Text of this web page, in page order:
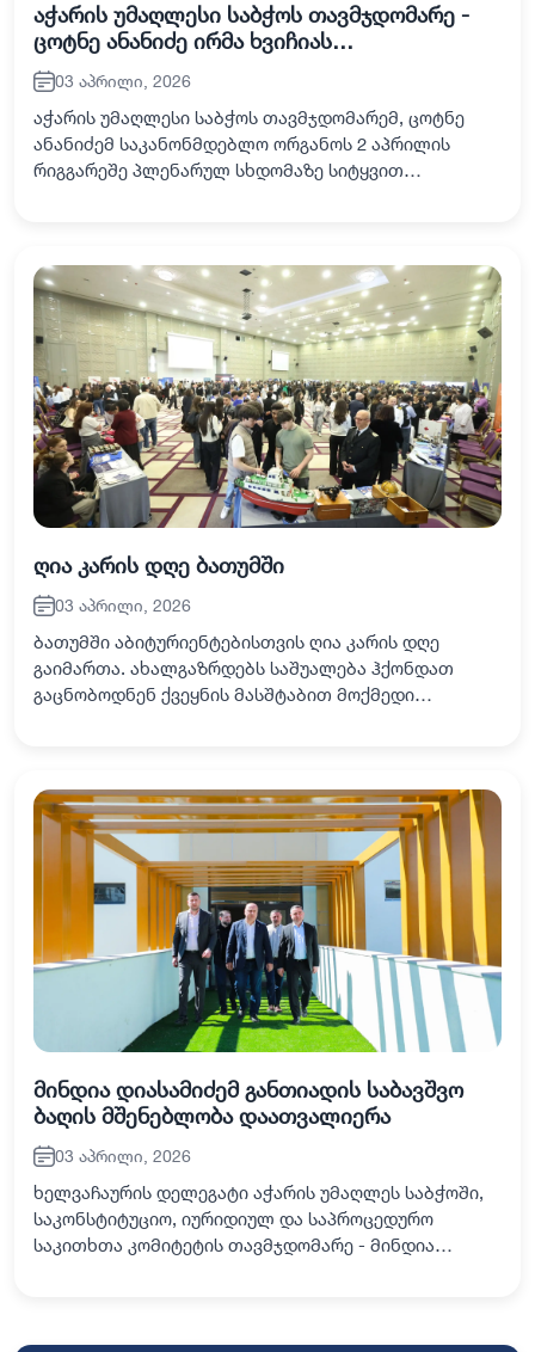
აჭარის უმაღლესი საბჭოს თავმჯდომარე -
ცოტნე ანანიძე ირმა ხვიჩიას
სარეაბილიტაციო ცენტრს ესტუმრა
03 აპრილი, 2026
აჭარის უმაღლესი საბჭოს თავმჯდომარემ, ცოტნე
ანანიძემ საკანონმდებლო ორგანოს 2 აპრილის
რიგგარეშე პლენარულ სხდომაზე სიტყვით
ღია კარის დღე ბათუმში
03 აპრილი, 2026
ბათუმში აბიტურიენტებისთვის ღია კარის დღე
გაიმართა. ახალგაზრდებს საშუალება ჰქონდათ
გაცნობოდნენ ქვეყნის მასშტაბით მოქმედი
მინდია დიასამიძემ განთიადის საბავშვო
ბაღის მშენებლობა დაათვალიერა
03 აპრილი, 2026
ხელვაჩაურის დელეგატი აჭარის უმაღლეს საბჭოში,
საკონსტიტუციო, იურიდიულ და საპროცედურო
საკითხთა კომიტეტის თავმჯდომარე - მინდია